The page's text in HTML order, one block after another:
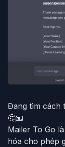
Đang tìm cách
🤔📧
Mailer To Go
hóa cho phép